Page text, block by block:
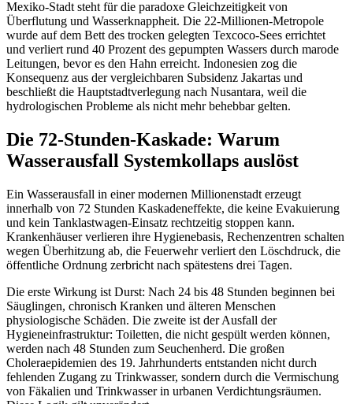
Mexiko-Stadt steht für die paradoxe Gleichzeitigkeit von
Überflutung und Wasserknappheit. Die 22-Millionen-Metropole
wurde auf dem Bett des trocken gelegten Texcoco-Sees errichtet
und verliert rund 40 Prozent des gepumpten Wassers durch marode
Leitungen, bevor es den Hahn erreicht. Indonesien zog die
Konsequenz aus der vergleichbaren Subsidenz Jakartas und
beschließt die Hauptstadtverlegung nach Nusantara, weil die
hydrologischen Probleme als nicht mehr behebbar gelten.
Die 72-Stunden-Kaskade: Warum
Wasserausfall Systemkollaps auslöst
Ein Wasserausfall in einer modernen Millionenstadt erzeugt
innerhalb von 72 Stunden Kaskadeneffekte, die keine Evakuierung
und kein Tanklastwagen-Einsatz rechtzeitig stoppen kann.
Krankenhäuser verlieren ihre Hygienebasis, Rechenzentren schalten
wegen Überhitzung ab, die Feuerwehr verliert den Löschdruck, die
öffentliche Ordnung zerbricht nach spätestens drei Tagen.
Die erste Wirkung ist Durst: Nach 24 bis 48 Stunden beginnen bei
Säuglingen, chronisch Kranken und älteren Menschen
physiologische Schäden. Die zweite ist der Ausfall der
Hygieneinfrastruktur: Toiletten, die nicht gespült werden können,
werden nach 48 Stunden zum Seuchenherd. Die großen
Choleraepidemien des 19. Jahrhunderts entstanden nicht durch
fehlenden Zugang zu Trinkwasser, sondern durch die Vermischung
von Fäkalien und Trinkwasser in urbanen Verdichtungsräumen.